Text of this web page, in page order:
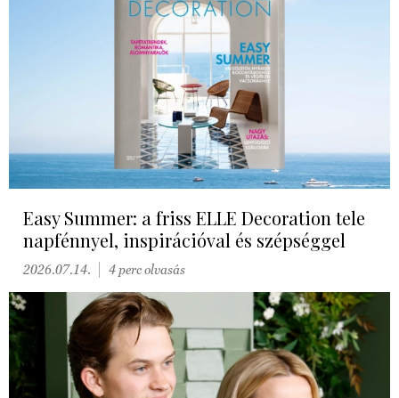
Easy Summer: a friss ELLE Decoration tele
napfénnyel, inspirációval és szépséggel
2026.07.14. 4 perc olvasás